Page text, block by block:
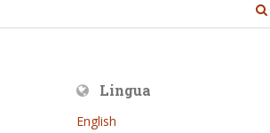
Lingua
English